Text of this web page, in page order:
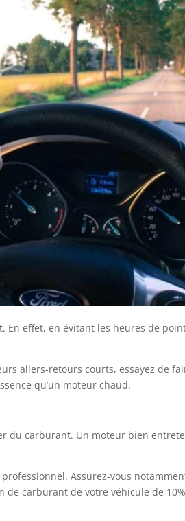
effet, en évitant les heures de
allers-retours courts, essayez de
qu’un moteur chaud.
carburant. Un moteur bien
Assurez-vous
carburant de votre véhicule de